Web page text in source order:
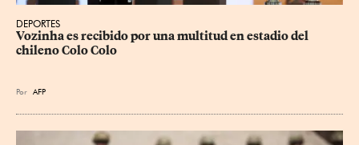
DEPORTES
Vozinha es recibido por una multitud en estadio del
chileno Colo Colo
Por AFP